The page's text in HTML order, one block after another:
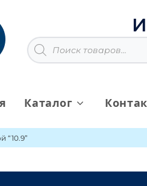
Поиск
товаров
Каталог
“10.9”